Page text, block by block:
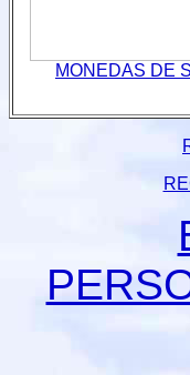
MONEDAS DE